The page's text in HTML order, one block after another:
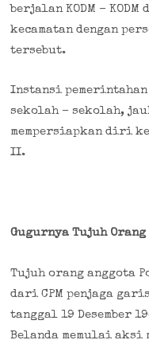
berjalan KODM –
kecamatan dengan
tersebut.
Instansi
sekolah – sekolah,
mempersiapkan diri
II.
Gugurnya Tujuh Orang
Tujuh orang anggota
dari CPM penjaga
tanggal 19 Desember
Belanda memulai